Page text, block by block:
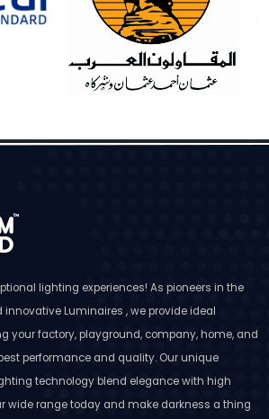
lighting experiences! As pioneers in the
Luminaires , we provide ideal
your factory, playground, company, home, and
performance and quality. Our unique
technology blend elegance with high
wide range today and make darkness a thing